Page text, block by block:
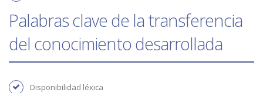
Palabras clave de la transferencia
del conocimiento desarrollada
disponibilidad léxica